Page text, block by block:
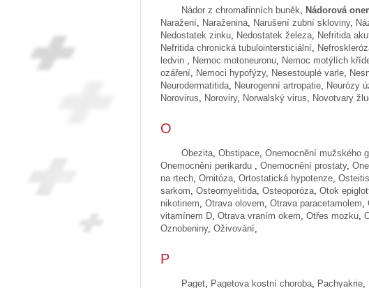
Nádor z chromafinních buněk, Nádorová
Naražení, Naraženina, Narušení zubní skloviny,
Nedostatek zinku, Nedostatek železa, Nefritida
Nefritida chronická tubulointersticiální,
ledvin , Nemoc motoneuronu, Nemoc motýlích
ozáření, Nemoci hypofýzy, Nesestouplé varle,
Neurodermatitida, Neurogenní artropatie, Neurózy
Norovirus, Noroviry, Norwalský virus, Novotvary
O
Obezita,Obstipace, Onemocnění mužského
Onemocnění perikardu , Onemocnění prostaty,
na rtech, Ornitóza, Ortostatická hypotenze,
sarkom, Osteomyelitida, Osteoporóza, Otok
nikotinem, Otrava olovem, Otrava paracetamolem,
vitamínem D, Otrava vraním okem, Otřes mozku,
Oznobeniny, Oživování,
P
Paget, Pagetova kostní choroba, Pachyakrie,